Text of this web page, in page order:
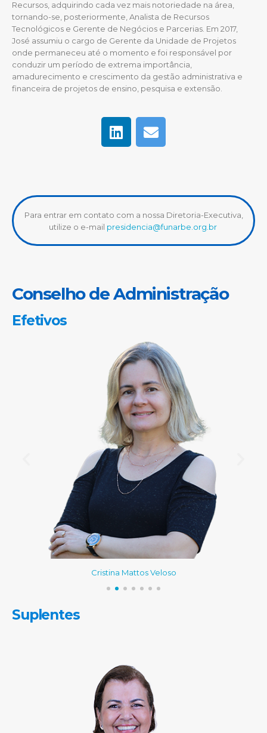
Recursos, adquirindo cada vez mais notoriedade na área,
tornando-se, posteriormente, Analista de Recursos
Tecnológicos e Gerente de Negócios e Parcerias. Em 2017,
José assumiu o cargo de Gerente da Unidade de Projetos
onde permaneceu até o momento e foi responsável por
conduzir um período de extrema importância,
amadurecimento e crescimento da gestão administrativa e
financeira de projetos de ensino, pesquisa e extensão.
Para entrar em contato com a nossa Diretoria-Executiva,
utilize o e-mail presidencia@funarbe.org.br
Conselho de Administração
Efetivos
Cristina Mattos Veloso
Suplentes